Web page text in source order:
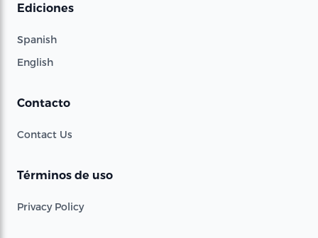
Ediciones
Spanish
English
Contacto
Contact Us
Términos de uso
Privacy Policy